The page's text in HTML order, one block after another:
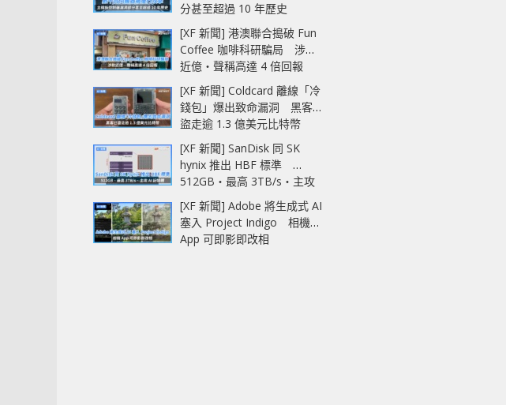
分甚至超過 10 年歷史
[XF 新聞] 港澳聯合搗破 Fun
Coffee 咖啡科研騙局 涉款
近億‧聲稱高達 4 倍回報
[XF 新聞] Coldcard 離線「冷
錢包」爆出致命漏洞 黑客已
盜走逾 1.3 億美元比特幣
[XF 新聞] SanDisk 同 SK
hynix 推出 HBF 標準
512GB‧最高 3TB/s‧主攻
AI 記憶體
[XF 新聞] Adobe 將生成式 AI
塞入 Project Indigo 相機
App 可即影即改相